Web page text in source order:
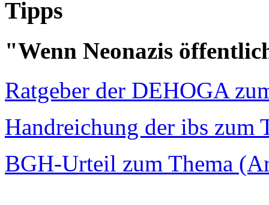
Tipps
"Wenn Neonazis
Ratgeber der DEHOGA
Handreichung der ibs zum
BGH-Urteil zum Thema